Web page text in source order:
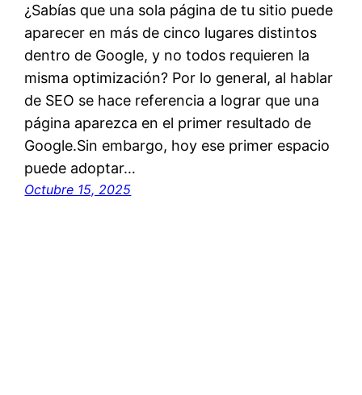
¿Sabías que una sola página de tu sitio puede
aparecer en más de cinco lugares distintos
dentro de Google, y no todos requieren la
misma optimización? Por lo general, al hablar
de SEO se hace referencia a lograr que una
página aparezca en el primer resultado de
Google.Sin embargo, hoy ese primer espacio
puede adoptar…
Octubre 15, 2025